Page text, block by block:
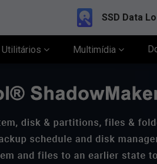
SSD Data
Utilitários Multimídia